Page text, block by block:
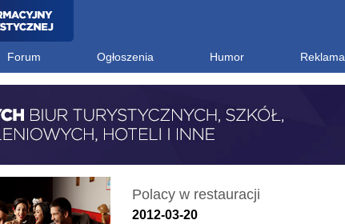
Forum Ogłoszenia Humor Reklama
Polacy w restauracji
2012-03-20